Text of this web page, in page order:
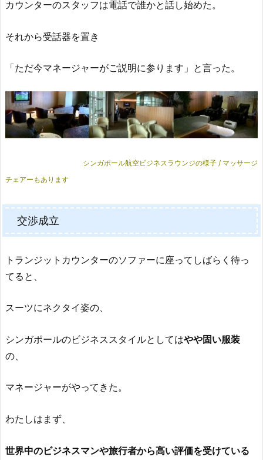
カウンターのスタッフは電話で誰かと話し始めた。
それから受話器を置き
「ただ今マネージャーがご説明に参ります」と言った。
シンガポール航空ビジネスラウンジの様子 / マッサージ
チェアーもあります
交渉成立
トランジットカウンターのソファーに座ってしばらく待っ
てると、
スーツにネクタイ姿の、
シンガポールのビジネススタイルとしてはやや固い服装
の、
マネージャーがやってきた。
わたしはまず、
世界中のビジネスマンや旅行者から高い評価を受けている